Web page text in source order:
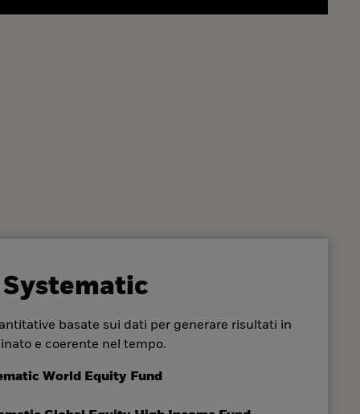
Systematic
basate sui dati per generare risultati in
e coerente nel tempo.
World Equity Fund